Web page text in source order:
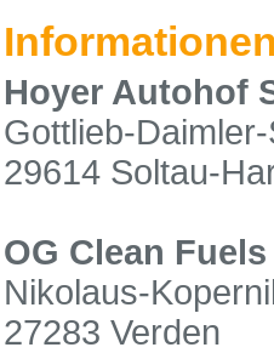
Hoyer Autohof
Gottlieb-
29614 Soltau-
OG Clean
Nikolaus-
27283 Verden